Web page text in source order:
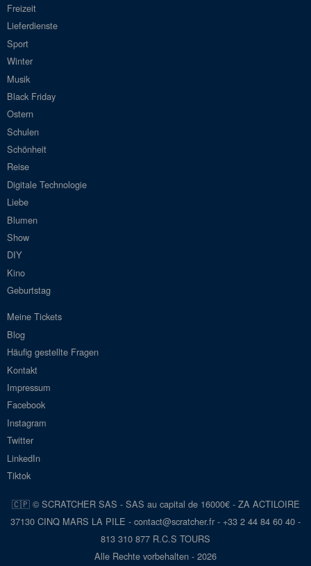
Freizeit
Lieferdienste
Sport
Winter
Musik
Black Friday
Ostern
Schulen
Schönheit
Reise
Digitale Technologie
Liebe
Blumen
Show
DIY
Kino
Geburtstag
Meine Tickets
Blog
Häufig gestellte Fragen
Kontakt
Impressum
Facebook
Instagram
Twitter
LinkedIn
Tiktok
🇨🇵 © SCRATCHER SAS - SAS au capital de 16000€ - ZA ACTILOIRE
37130 CINQ MARS LA PILE - contact@scratcher.fr - +33 2 44 84 60 40 -
813 310 877 R.C.S TOURS
Alle Rechte vorbehalten - 2026